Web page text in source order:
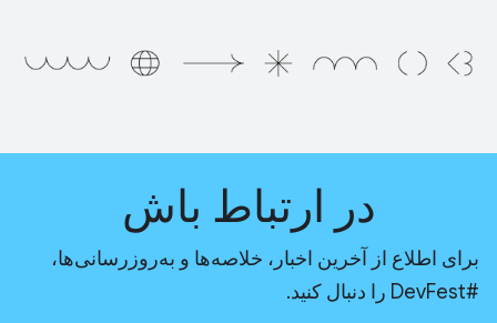
در ارتباط باش
برای اطلاع از آخرین اخبار، خلاصه‌ها و به‌روزرسانی‌ها،
#DevFest را دنبال کنید.